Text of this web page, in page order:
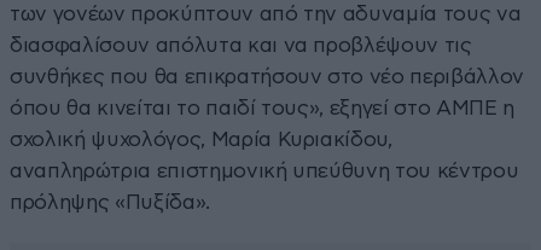
των γονέων προκύπτουν από την αδυναμία τους να
διασφαλίσουν απόλυτα και να προβλέψουν τις
συνθήκες που θα επικρατήσουν στο νέο περιβάλλον
όπου θα κινείται το παιδί τους», εξηγεί στο ΑΜΠΕ η
σχολική ψυχολόγος, Μαρία Κυριακίδου,
αναπληρώτρια επιστημονική υπεύθυνη του κέντρου
πρόληψης «Πυξίδα».